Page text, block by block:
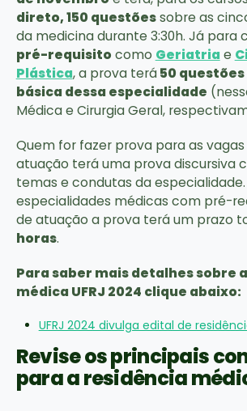
direto, 150 questõessobre as
da medicina durante 3:30h. Já para
pré-requisito como Geriatria e
Plástica, a prova terá50
básica dessa especialidade
Médica e Cirurgia Geral,
Quem for fazer prova para as
atuação terá uma prova discursiva
temas e condutas da
especialidades médicas com pré-
de atuação a prova terá um prazo
horas.
Para saber mais detalhes sobre
médica UFRJ 2024 clique abaixo:
UFRJ 2024 divulga edital de
Revise os principais
para a residência